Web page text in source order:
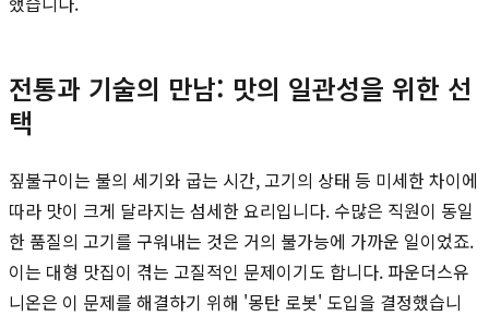
전통과 기술의 만남: 맛의 일관성을 위한 선
택
짚불구이는 불의 세기와 굽는 시간, 고기의 상태 등 미세한 차이에
따라 맛이 크게 달라지는 섬세한 요리입니다. 수많은 직원이 동일
한 품질의 고기를 구워내는 것은 거의 불가능에 가까운 일이었죠.
이는 대형 맛집이 겪는 고질적인 문제이기도 합니다. 파운더스유
니온은 이 문제를 해결하기 위해 '몽탄 로봇' 도입을 결정했습니